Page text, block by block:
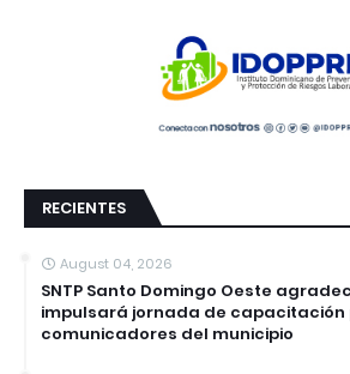
RECIENTES
August 04, 2026
SNTP Santo Domingo Oeste
impulsará jornada de capacitación
comunicadores del municipio